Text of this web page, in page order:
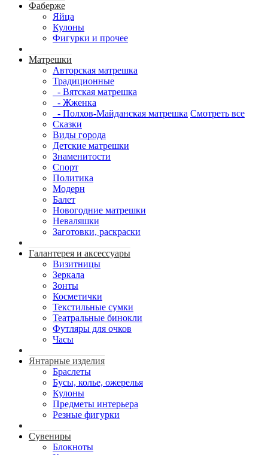
Фаберже
Яйца
Кулоны
Фигурки и прочее
Матрешки
Авторская матрешка
Традиционные
- Вятская матрешка
- Жженка
- Полхов-Майданская матрешка Смотреть все
Сказки
Виды города
Детские матрешки
Знаменитости
Спорт
Политика
Модерн
Балет
Новогодние матрешки
Неваляшки
Заготовки, раскраски
Галантерея и аксессуары
Визитницы
Зеркала
Зонты
Косметички
Текстильные сумки
Театральные бинокли
Футляры для очков
Часы
Янтарные изделия
Браслеты
Бусы, колье, ожерелья
Кулоны
Предметы интерьера
Резные фигурки
Сувениры
Блокноты